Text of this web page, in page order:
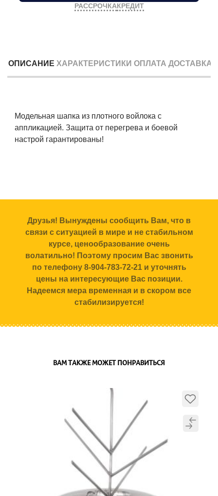
РАССРОЧКАКРЕДИТ
ОПИСАНИЕ ХАРАКТЕРИСТИКИ ОПЛАТА ДОСТАВКА
Модельная шапка из плотного войлока с
аппликацией. Защита от перегрева и боевой
настрой гарантированы!
Друзья! Вынуждены сообщить Вам, что в
связи с ситуацией в мире и не стабильном
курсе, ценообразование очень
волатильно! Поэтому просим Вас звонить
по телефону 8-904-783-72-21 и уточнять
цены на интересующие Вас позиции.
Надеемся мера временная и в скором все
стабилизируется!
ВАМ ТАКЖЕ МОЖЕТ ПОНРАВИТЬСЯ